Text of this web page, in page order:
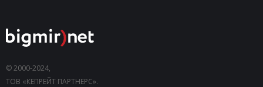
© 2000-2024,
ТОВ «КЕПРЕЙТ ПАРТНЕРС».